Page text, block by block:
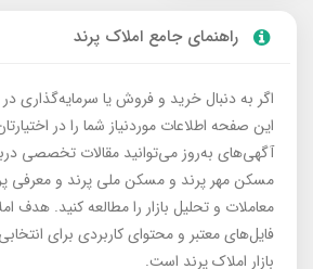
راهنمای جامع املاک پرند
اگر به دنبال خرید و فروش یا سرمایه‌گذاری
این صفحه اطلاعات موردنیاز شما را در
آگهی‌های به‌روز می‌توانید مقالات تخصصی
مسکن مهر پرند و مسکن ملی پرند و معرفی
معاملات و تحلیل بازار را مطالعه کنید. هدف
فایل‌های معتبر و محتوای کاربردی برای
بازار املاک پرند است.